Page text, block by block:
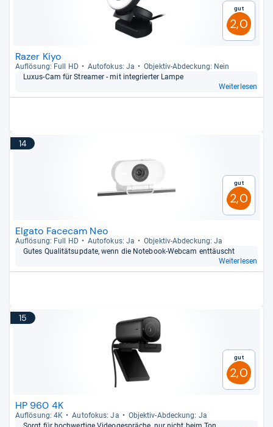
Gut
2,0
Razer Kiyo
Auf­lö­sung: Full HD Auto­fo­kus: Ja
Objek­tiv-​Abde­ckung: Nein
Luxus-​Cam für Stre­a­mer -​ mit inte­grier­ter Lampe
Weiterlesen
14
Gut
2,0
Elgato Facecam Neo
Auf­lö­sung: Full HD Auto­fo­kus: Ja
Objek­tiv-​Abde­ckung: Ja
Gutes Qua­li­täts­up­date, wenn die Note­book-​Web­cam ent­täuscht
Weiterlesen
15
Gut
2,0
HP 960 4K
Auf­lö­sung: 4K Auto­fo­kus: Ja
Objek­tiv-​Abde­ckung: Ja